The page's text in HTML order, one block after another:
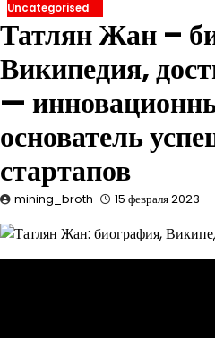
Uncategorised
Татлян Жан –
Википедия,
—
основатель
стартапов
mining_broth 15 февраля 2023